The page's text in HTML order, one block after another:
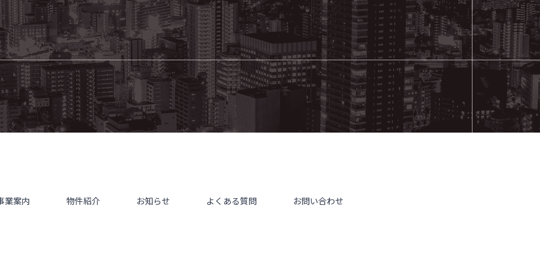
業案内 物件紹介 お知らせ よくある質問 お問い合わせ